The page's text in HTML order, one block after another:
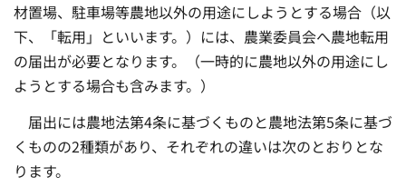
材置場、駐車場等農地以外の用途にしようとする場合（以
下、「転用」といいます。）には、農業委員会へ農地転用
の届出が必要となります。（一時的に農地以外の用途にし
ようとする場合も含みます。）
届出には農地法第4条に基づくものと農地法第5条に基づ
くものの2種類があり、それぞれの違いは次のとおりとな
ります。